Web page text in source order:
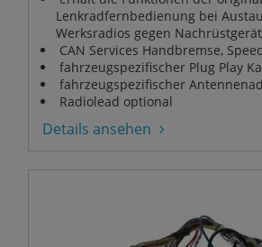
Lenkradfernbedienung bei
Werksradios gegen Nachrüstgerät
CAN Services Handbremse,
fahrzeugspezifischer Plug Play
fahrzeugspezifischer
Radiolead optional
Details ansehen